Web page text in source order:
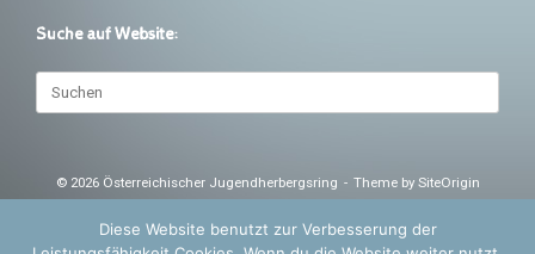
Suche auf Website:
© 2026 Österreichischer Jugendherbergsring Theme by SiteOrigin
Diese Website benutzt zur Verbesserung der